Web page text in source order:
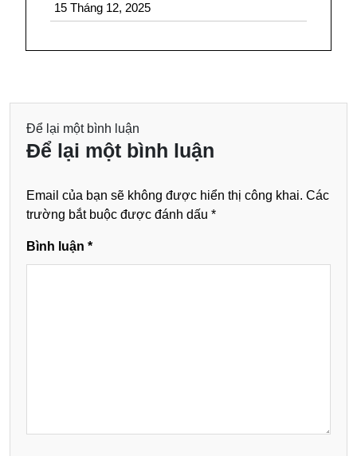
15 Tháng 12, 2025
Để lại một bình luận
Để lại một bình luận
Email của bạn sẽ không được hiển thị công khai. Các
trường bắt buộc được đánh dấu *
Bình luận *